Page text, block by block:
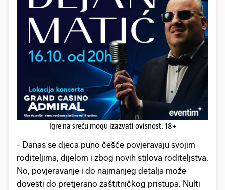
Igre na sreću mogu izazvati ovisnost. 18+
- Danas se djeca puno češće povjeravaju svojim
roditeljima, dijelom i zbog novih stilova roditeljstva.
No, povjeravanje i do najmanjeg detalja može
dovesti do pretjerano zaštitničkog pristupa. Nulti